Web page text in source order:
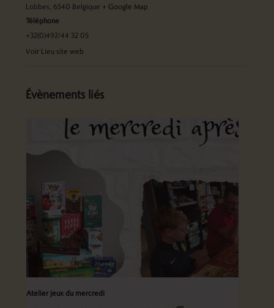
Lobbes, 6540 Belgique + Google Map
Téléphone
+32(0)492/44 32 05
Voir Lieu site web
Évènements liés
Atelier jeux du mercredi